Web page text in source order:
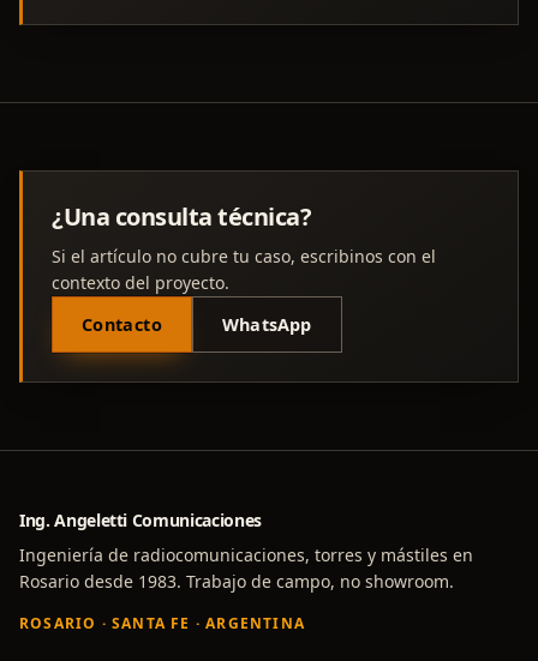
¿Una consulta técnica?
Si el artículo no cubre tu caso, escribinos con el
contexto del proyecto.
Contacto
WhatsApp
Ing. Angeletti Comunicaciones
Ingeniería de radiocomunicaciones, torres y mástiles en
Rosario desde 1983. Trabajo de campo, no showroom.
ROSARIO · SANTA FE · ARGENTINA